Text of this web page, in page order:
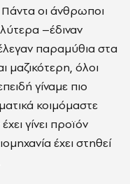
Πάντα οι άνθρωποι
–έδιναν
παραμύθια στα
μαζικότερη, όλοι
γίναμε πιο
κοιμόμαστε
γίνει προϊόν
έχει στηθεί